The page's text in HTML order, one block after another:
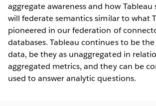
aggregate awareness and how Tableau
will federate semantics similar to what
pioneered in our federation of
databases. Tableau continues to be
data, be they as unaggregated in
aggregated metrics, and they can be
used to answer analytic questions.